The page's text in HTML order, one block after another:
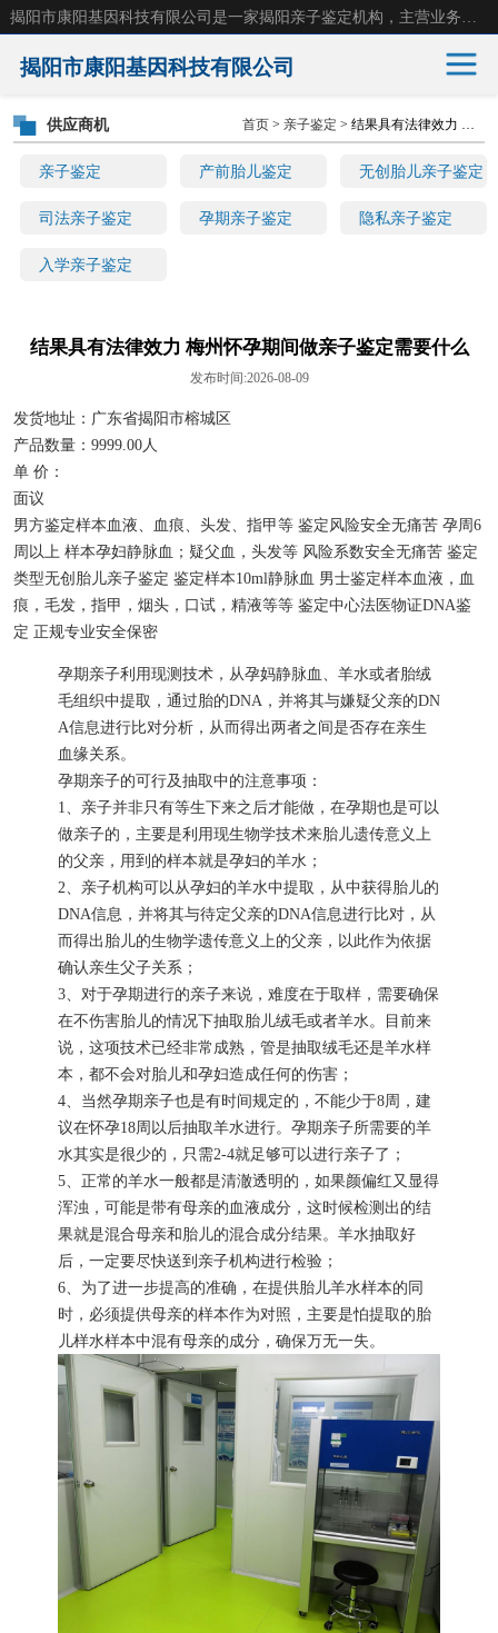
揭阳市康阳基因科技有限公司
亲子鉴定 产前胎儿鉴定 无创胎儿亲子鉴定
司法亲子鉴定 孕期亲子鉴定 隐私亲子鉴定
入学亲子鉴定
供应商机 首页 > 亲子鉴定 > 结果具有法律效力 梅州怀孕期间做亲子鉴定需要什么
结果具有法律效力 梅州怀孕期间做亲子鉴定需要什么
发布时间:2026-08-09
发货地址：广东省揭阳市榕城区
产品数量：9999.00人
单 价：
面议
男方鉴定样本血液、血痕、头发、指甲等 鉴定风险安全无痛苦 孕周6
周以上 样本孕妇静脉血；疑父血，头发等 风险系数安全无痛苦 鉴定
类型无创胎儿亲子鉴定 鉴定样本10ml静脉血 男士鉴定样本血液，血
痕，毛发，指甲，烟头，口试，精液等等 鉴定中心法医物证DNA鉴
定 正规专业安全保密
孕期亲子利用现测技术，从孕妈静脉血、羊水或者胎绒
毛组织中提取，通过胎的DNA，并将其与嫌疑父亲的DN
A信息进行比对分析，从而得出两者之间是否存在亲生
血缘关系。
孕期亲子的可行及抽取中的注意事项：
1、亲子并非只有等生下来之后才能做，在孕期也是可以
做亲子的，主要是利用现生物学技术来胎儿遗传意义上
的父亲，用到的样本就是孕妇的羊水；
2、亲子机构可以从孕妇的羊水中提取，从中获得胎儿的
DNA信息，并将其与待定父亲的DNA信息进行比对，从
而得出胎儿的生物学遗传意义上的父亲，以此作为依据
确认亲生父子关系；
3、对于孕期进行的亲子来说，难度在于取样，需要确保
在不伤害胎儿的情况下抽取胎儿绒毛或者羊水。目前来
说，这项技术已经非常成熟，管是抽取绒毛还是羊水样
本，都不会对胎儿和孕妇造成任何的伤害；
4、当然孕期亲子也是有时间规定的，不能少于8周，建
议在怀孕18周以后抽取羊水进行。孕期亲子所需要的羊
水其实是很少的，只需2-4就足够可以进行亲子了；
5、正常的羊水一般都是清澈透明的，如果颜偏红又显得
浑浊，可能是带有母亲的血液成分，这时候检测出的结
果就是混合母亲和胎儿的混合成分结果。羊水抽取好
后，一定要尽快送到亲子机构进行检验；
6、为了进一步提高的准确，在提供胎儿羊水样本的同
时，必须提供母亲的样本作为对照，主要是怕提取的胎
儿样水样本中混有母亲的成分，确保万无一失。
亲子鉴定 产前胎儿鉴定
无创胎儿亲子鉴定 司法亲子鉴定
孕期亲子鉴定